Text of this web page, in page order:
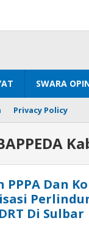
SWARA
Privacy Policy
PPPA Dan
Di Sulbar